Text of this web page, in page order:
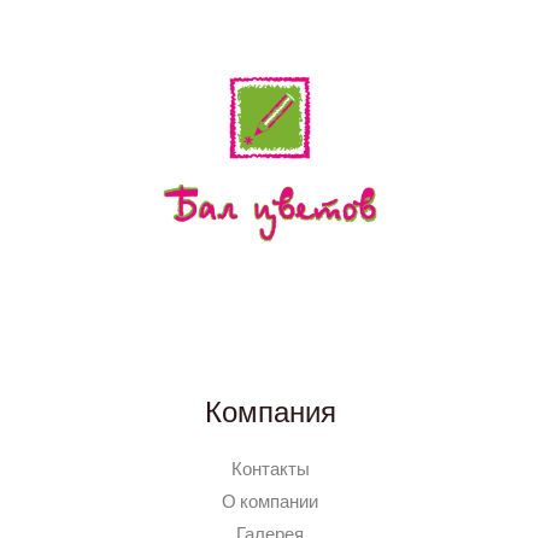
Компания
Контакты
О компании